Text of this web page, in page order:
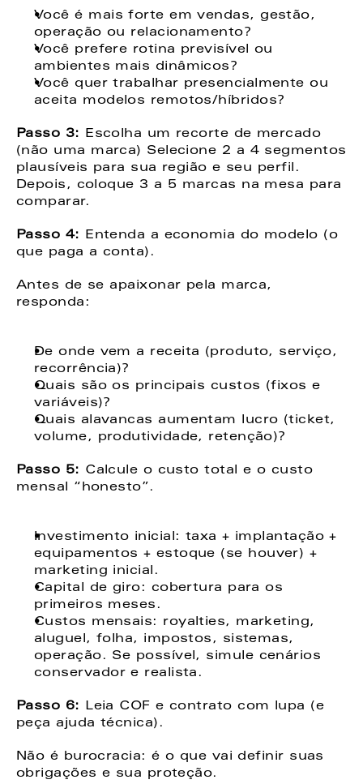
Você é mais forte em vendas, gestão,
operação ou relacionamento?
Você prefere rotina previsível ou
ambientes mais dinâmicos?
Você quer trabalhar presencialmente ou
aceita modelos remotos/híbridos?
Passo 3: Escolha um recorte de mercado
(não uma marca) Selecione 2 a 4 segmentos
plausíveis para sua região e seu perfil.
Depois, coloque 3 a 5 marcas na mesa para
comparar.
Passo 4: Entenda a economia do modelo (o
que paga a conta).
Antes de se apaixonar pela marca,
responda:
De onde vem a receita (produto, serviço,
recorrência)?
Quais são os principais custos (fixos e
variáveis)?
Quais alavancas aumentam lucro (ticket,
volume, produtividade, retenção)?
Passo 5: Calcule o custo total e o custo
mensal “honesto”.
Investimento inicial: taxa + implantação +
equipamentos + estoque (se houver) +
marketing inicial.
Capital de giro: cobertura para os
primeiros meses.
Custos mensais: royalties, marketing,
aluguel, folha, impostos, sistemas,
operação. Se possível, simule cenários
conservador e realista.
Passo 6: Leia COF e contrato com lupa (e
peça ajuda técnica).
Não é burocracia: é o que vai definir suas
obrigações e sua proteção.